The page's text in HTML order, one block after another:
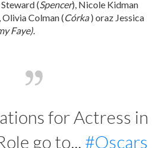
(Spencer), Nicole Kidman
Olivia Colman (Córka) oraz Jessica
Faye).
for Actress in
go to... #Oscars